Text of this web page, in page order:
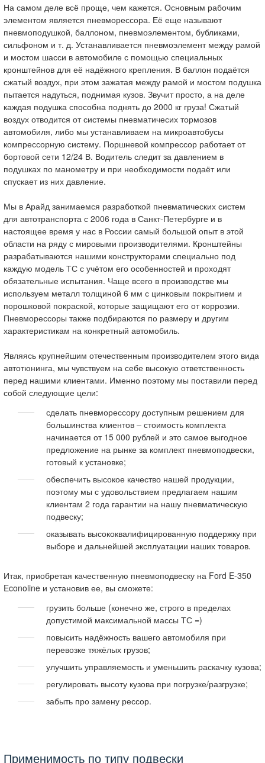
На самом деле всё проще, чем кажется. Основным рабочим
элементом является пневморессора. Её еще называют
пневмоподушкой, баллоном, пневмоэлементом, бубликами,
сильфоном и т. д. Устанавливается пневмоэлемент между рамой
и мостом шасси в автомобиле с помощью специальных
кронштейнов для её надёжного крепления. В баллон подаётся
сжатый воздух, при этом зажатая между рамой и мостом подушка
пытается надуться, поднимая кузов. Звучит просто, а на деле
каждая подушка способна поднять до 2000 кг груза! Сжатый
воздух отводится от системы пневматичесих тормозов
автомобиля, либо мы устанавливаем на микроавтобусы
компрессорную систему. Поршневой компрессор работает от
бортовой сети 12/24 В. Водитель следит за давлением в
подушках по манометру и при необходимости подаёт или
спускает из них давление.
Мы в Арайд занимаемся разработкой пневматических систем
для автотранспорта с 2006 года в Санкт-Петербурге и в
настоящее время у нас в России самый большой опыт в этой
области на ряду с мировыми производителями. Кронштейны
разрабатываются нашими конструкторами специально под
каждую модель ТС с учётом его особенностей и проходят
обязательные испытания. Чаще всего в производстве мы
используем металл толщиной 6 мм с цинковым покрытием и
порошковой покраской, которые защищают его от коррозии.
Пневморессоры также подбираются по размеру и другим
характеристикам на конкретный автомобиль.
Являясь крупнейшим отечественным производителем этого вида
автотюнинга, мы чувствуем на себе высокую ответственность
перед нашими клиентами. Именно поэтому мы поставили перед
собой следующие цели:
сделать пневморессору доступным решением для
большинства клиентов – стоимость комплекта
начинается от 15 000 рублей и это самое выгодное
предложение на рынке за комплект пневмоподвески,
готовый к установке;
обеспечить высокое качество нашей продукции,
поэтому мы с удовольствием предлагаем нашим
клиентам 2 года гарантии на нашу пневматическую
подвеску;
оказывать высококвалифицированную поддержку при
выборе и дальнейшей эксплуатации наших товаров.
Итак, приобретая качественную пневмоподвеску на Ford E-350
Econoline и установив ее, вы сможете:
грузить больше (конечно же, строго в пределах
допустимой максимальной массы ТС =)
повысить надёжность вашего автомобиля при
перевозке тяжёлых грузов;
улучшить управляемость и уменьшить раскачку кузова;
регулировать высоту кузова при погрузке/разгрузке;
забыть про замену рессор.
Применимость по типу подвески